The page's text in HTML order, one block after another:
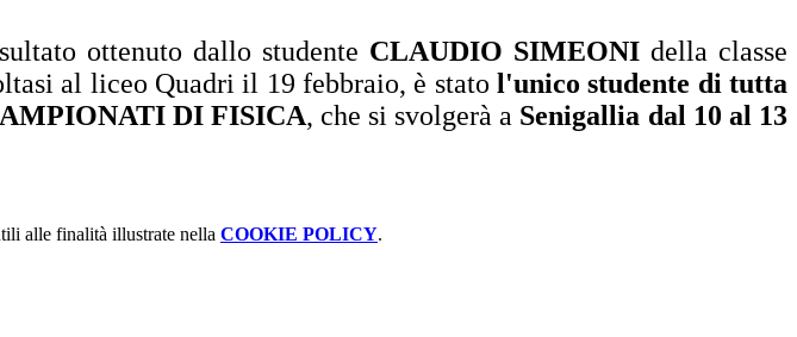
ottenuto dallo studente CLAUDIO SIMEONI della classe
al liceo Quadri il 19 febbraio, è stato l'unico studente di tutta
DI FISICA, che si svolgerà a Senigallia dal 10 al 13
alle finalità illustrate nella COOKIE POLICY.